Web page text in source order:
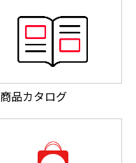
商品カタログ